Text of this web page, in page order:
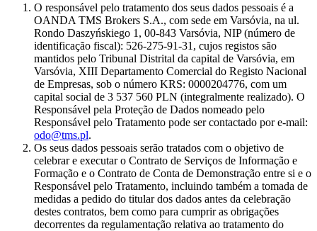
O responsável pelo tratamento dos seus dados pessoais é a
OANDA TMS Brokers S.A., com sede em Varsóvia, na ul.
Rondo Daszyńskiego 1, 00-843 Varsóvia, NIP (número de
identificação fiscal): 526-275-91-31, cujos registos são
mantidos pelo Tribunal Distrital da capital de Varsóvia, em
Varsóvia, XIII Departamento Comercial do Registo Nacional
de Empresas, sob o número KRS: 0000204776, com um
capital social de 3 537 560 PLN (integralmente realizado). O
Responsável pela Proteção de Dados nomeado pelo
Responsável pelo Tratamento pode ser contactado por e-mail:
odo@tms.pl.
Os seus dados pessoais serão tratados com o objetivo de
celebrar e executar o Contrato de Serviços de Informação e
Formação e o Contrato de Conta de Demonstração entre si e o
Responsável pelo Tratamento, incluindo também a tomada de
medidas a pedido do titular dos dados antes da celebração
destes contratos, bem como para cumprir as obrigações
decorrentes da regulamentação relativa ao tratamento do